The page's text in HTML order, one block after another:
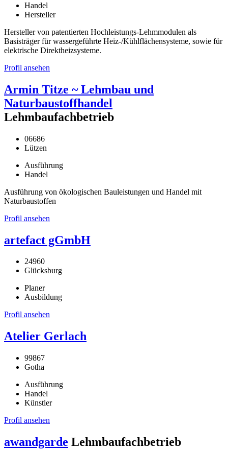
Handel
Hersteller
Hersteller von patentierten Hochleistungs-Lehmmodulen als
Basisträger für wassergeführte Heiz-/Kühlflächensysteme, sowie für
elektrische Direktheizsysteme.
Profil ansehen
Armin Titze ~ Lehmbau und
Naturbaustoffhandel
Lehmbaufachbetrieb
06686
Lützen
Ausführung
Handel
Ausführung von ökologischen Bauleistungen und Handel mit
Naturbaustoffen
Profil ansehen
artefact gGmbH
24960
Glücksburg
Planer
Ausbildung
Profil ansehen
Atelier Gerlach
99867
Gotha
Ausführung
Handel
Künstler
Profil ansehen
awandgarde Lehmbaufachbetrieb